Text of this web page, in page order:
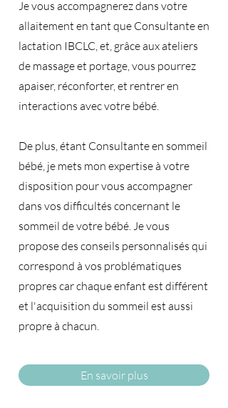
Je vous accompagnerez dans votre
allaitement en tant que Consultante en
lactation IBCLC, et, grâce aux ateliers
de massage et portage, vous pourrez
apaiser, réconforter, et rentrer en
interactions avec votre bébé.
De plus, étant Consultante en sommeil
bébé, je mets mon expertise à votre
disposition pour vous accompagner
dans vos difficultés concernant le
sommeil de votre bébé. Je vous
propose des conseils personnalisés qui
correspond à vos problématiques
propres car chaque enfant est différent
et l'acquisition du sommeil est aussi
propre à chacun.​
En savoir plus